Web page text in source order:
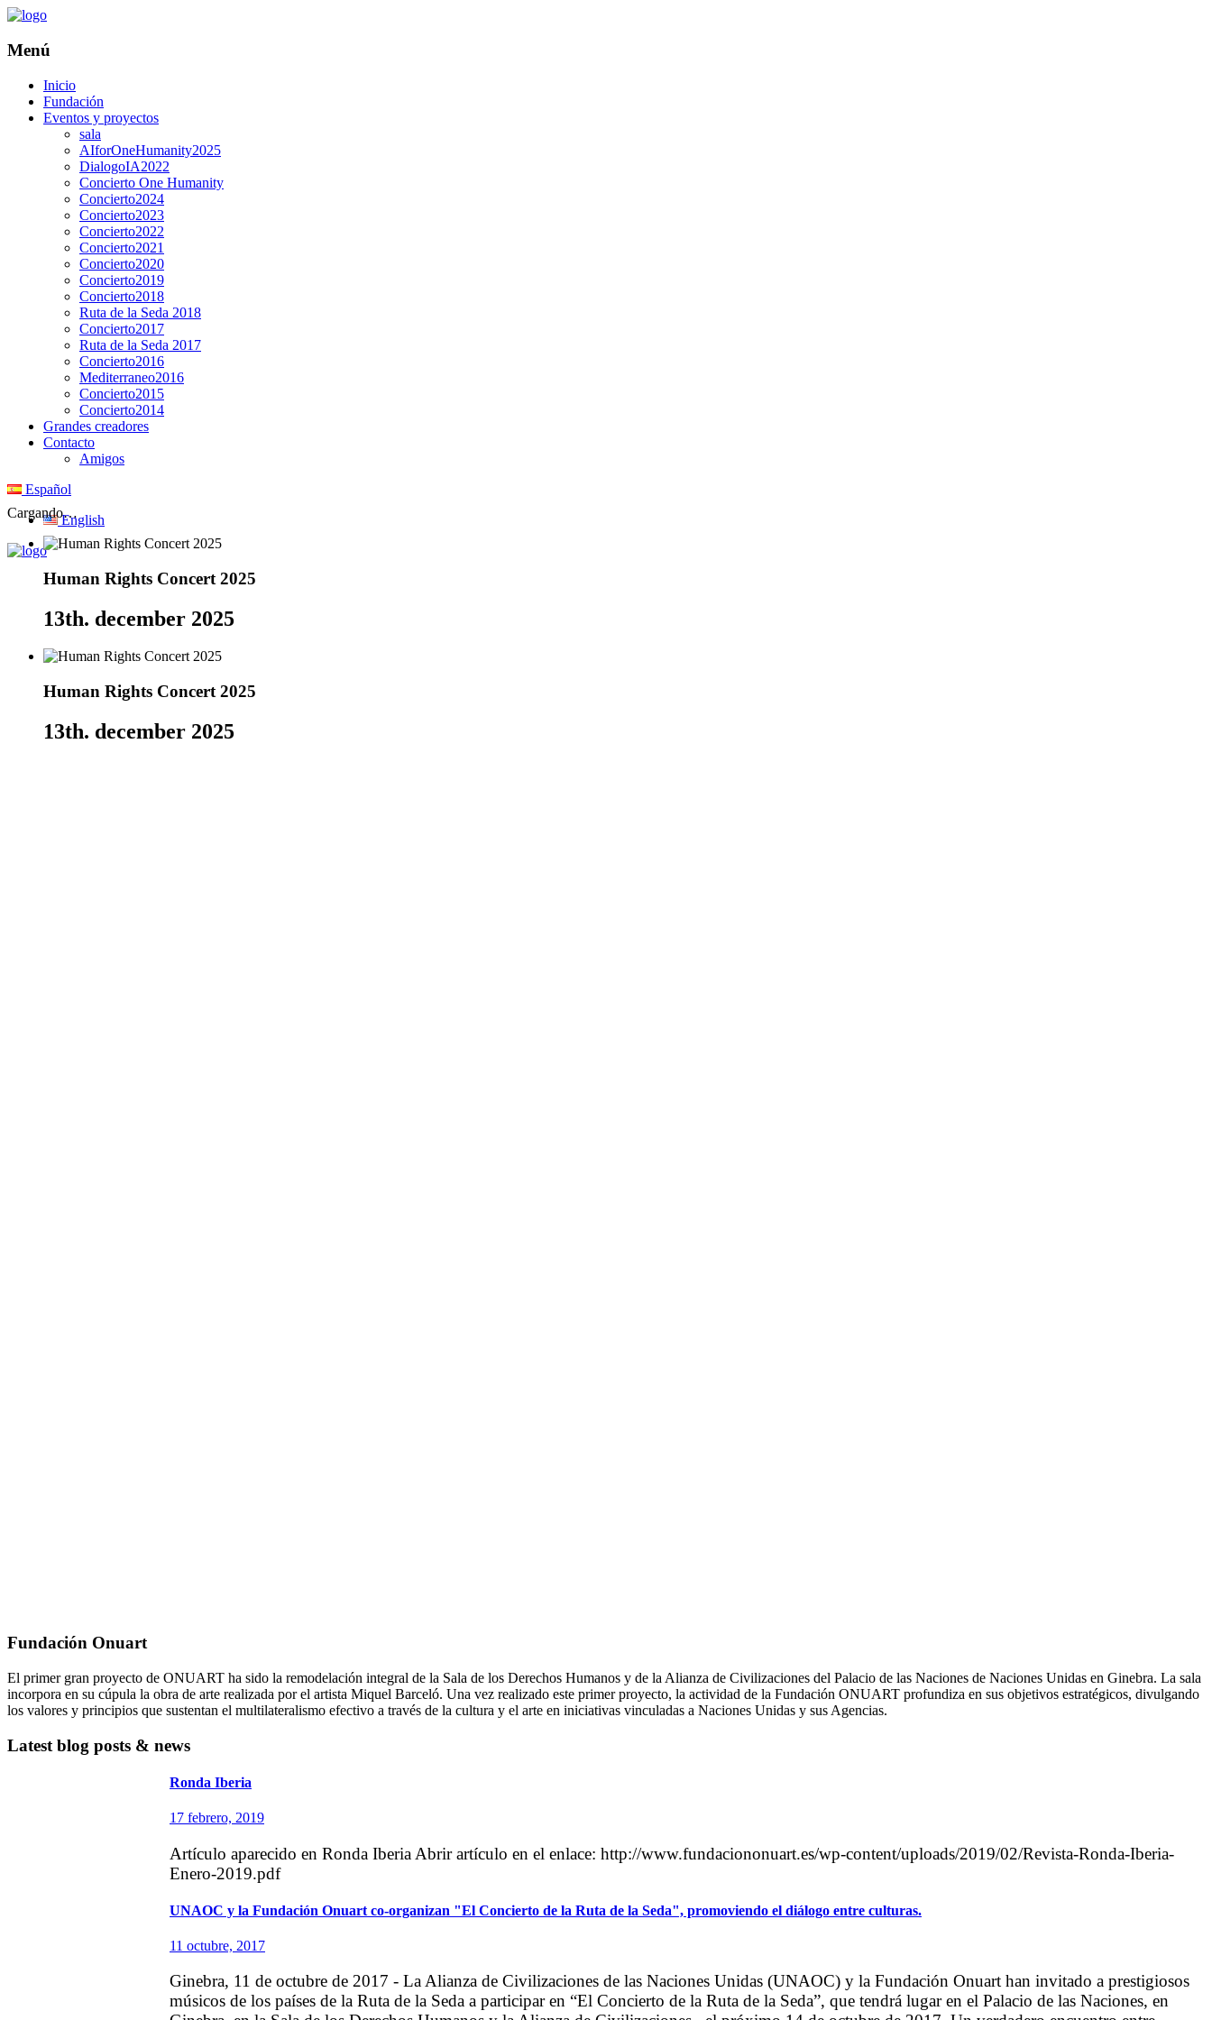
Menú
Inicio
Fundación
Eventos y proyectos
sala
AIforOneHumanity2025
DialogoIA2022
Concierto One Humanity
Concierto2024
Concierto2023
Concierto2022
Concierto2021
Concierto2020
Concierto2019
Concierto2018
Ruta de la Seda 2018
Concierto2017
Ruta de la Seda 2017
Concierto2016
Mediterraneo2016
Concierto2015
Concierto2014
Grandes creadores
Contacto
Amigos
Español
English
Cargando…
Human Rights Concert 2025
13th. december 2025
Human Rights Concert 2025
13th. december 2025
Fundación Onuart
El primer gran proyecto de ONUART ha sido la remodelación integral de la Sala de los Derechos Humanos y de la Alianza de Civilizaciones del Palacio de las Naciones de Naciones Unidas en Ginebra. La sala
incorpora en su cúpula la obra de arte realizada por el artista Miquel Barceló. Una vez realizado este primer proyecto, la actividad de la Fundación ONUART profundiza en sus objetivos estratégicos, divulgando
los valores y principios que sustentan el multilateralismo efectivo a través de la cultura y el arte en iniciativas vinculadas a Naciones Unidas y sus Agencias.
Latest blog posts & news
Ronda Iberia
17 febrero, 2019
Artículo aparecido en Ronda Iberia Abrir artículo en el enlace: http://www.fundaciononuart.es/wp-content/uploads/2019/02/Revista-Ronda-Iberia-
Enero-2019.pdf
UNAOC y la Fundación Onuart co-organizan "El Concierto de la Ruta de la Seda", promoviendo el diálogo entre culturas.
11 octubre, 2017
Ginebra, 11 de octubre de 2017 - La Alianza de Civilizaciones de las Naciones Unidas (UNAOC) y la Fundación Onuart han invitado a prestigiosos
músicos de los países de la Ruta de la Seda a participar en “El Concierto de la Ruta de la Seda”, que tendrá lugar en el Palacio de las Naciones, en